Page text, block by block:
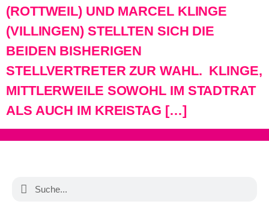
(ROTTWEIL) UND MARCEL KLINGE
(VILLINGEN) STELLTEN SICH DIE
BEIDEN BISHERIGEN
STELLVERTRETER ZUR WAHL. KLINGE,
MITTLERWEILE SOWOHL IM STADTRAT
ALS AUCH IM KREISTAG […]